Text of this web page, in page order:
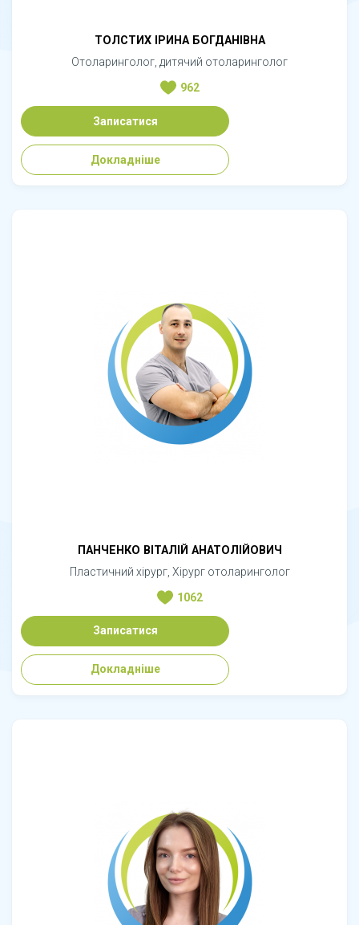
ТОЛСТИХ ІРИНА БОГДАНІВНА
Отоларинголог, дитячий отоларинголог
962
Записатися
Докладніше
ПАНЧЕНКО ВІТАЛІЙ АНАТОЛІЙОВИЧ
Пластичний хірург, Хірург отоларинголог
1062
Записатися
Докладніше